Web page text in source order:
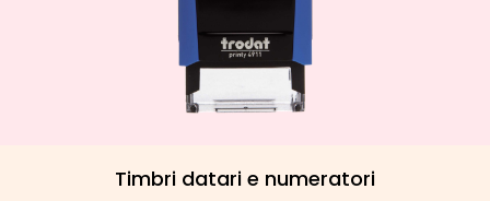
Timbri datari e numeratori